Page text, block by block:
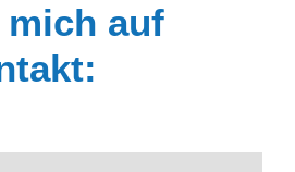
auf